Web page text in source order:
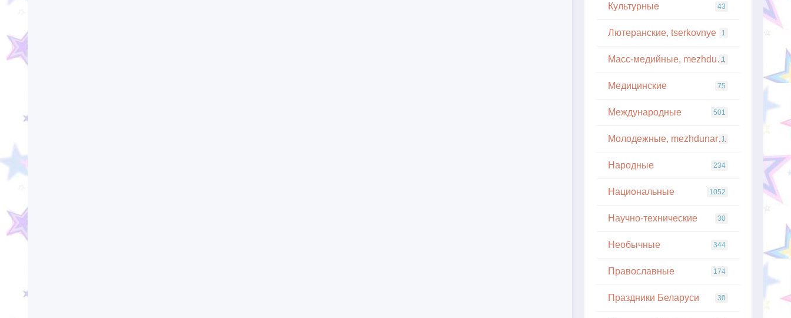
Культурные 43
Лютеранские, tserkovnye 1
Масс-медийные, mezhdunarodnye
1
Медицинские 75
Международные 501
Молодежные, mezhdunarodnye
1
Народные 234
Национальные 1052
Научно-технические 30
Необычные 344
Православные 174
Праздники Беларуси 30